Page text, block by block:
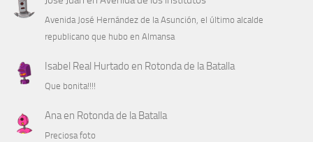
Avenida José Hernández de la Asunción, el último alcalde
republicano que hubo en Almansa
Isabel Real Hurtado en Rotonda de la Batalla
Que bonita!!!!
Anaen Rotonda de la Batalla
Preciosa foto